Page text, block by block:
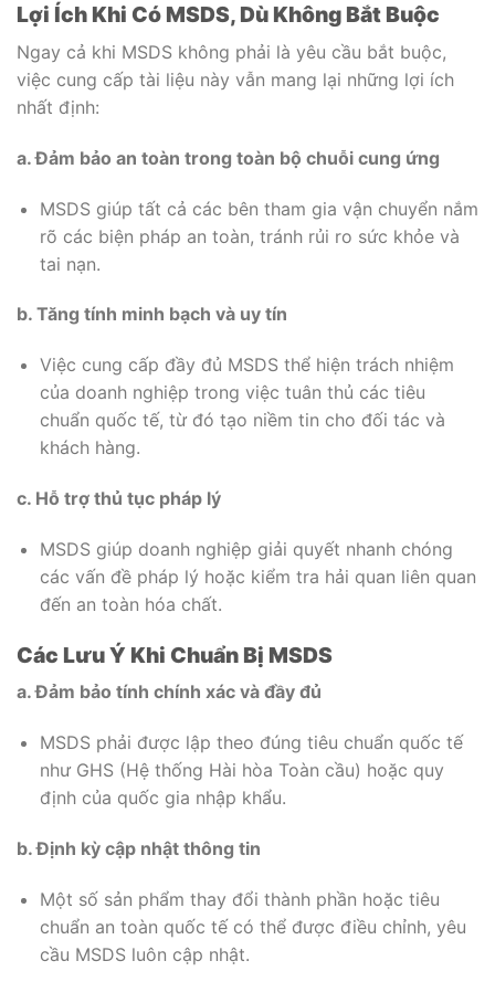
Lợi Ích Khi Có MSDS, Dù Không Bắt Buộc
Ngay cả khi MSDS không phải là yêu cầu bắt buộc,
việc cung cấp tài liệu này vẫn mang lại những lợi ích
nhất định:
a. Đảm bảo an toàn trong toàn bộ chuỗi cung ứng
MSDS giúp tất cả các bên tham gia vận chuyển nắm
rõ các biện pháp an toàn, tránh rủi ro sức khỏe và
tai nạn.
b. Tăng tính minh bạch và uy tín
Việc cung cấp đầy đủ MSDS thể hiện trách nhiệm
của doanh nghiệp trong việc tuân thủ các tiêu
chuẩn quốc tế, từ đó tạo niềm tin cho đối tác và
khách hàng.
c. Hỗ trợ thủ tục pháp lý
MSDS giúp doanh nghiệp giải quyết nhanh chóng
các vấn đề pháp lý hoặc kiểm tra hải quan liên quan
đến an toàn hóa chất.
Các Lưu Ý Khi Chuẩn Bị MSDS
a. Đảm bảo tính chính xác và đầy đủ
MSDS phải được lập theo đúng tiêu chuẩn quốc tế
như GHS (Hệ thống Hài hòa Toàn cầu) hoặc quy
định của quốc gia nhập khẩu.
b. Định kỳ cập nhật thông tin
Một số sản phẩm thay đổi thành phần hoặc tiêu
chuẩn an toàn quốc tế có thể được điều chỉnh, yêu
cầu MSDS luôn cập nhật.